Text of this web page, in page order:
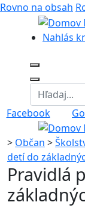
Rovno na obsah
Nahlás
Facebook
> Občan >
detí do
Pravidlá